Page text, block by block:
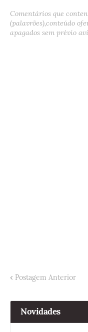
Comentários que
(palavrões),conteúdo
apagados sem prévio
Postagem Anterior
Novidades